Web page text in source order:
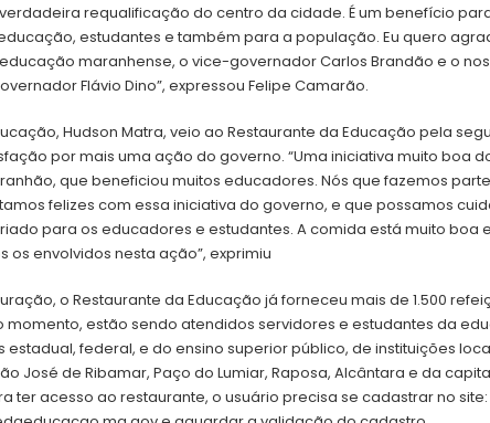
requalificação do centro da cidade. É um benefício
estudantes e também para a população. Eu quero
maranhense, o vice-governador Carlos Brandão e o
Flávio Dino”, expressou Felipe Camarão.
Hudson Matra, veio ao Restaurante da Educação pela
por mais uma ação do governo. “Uma iniciativa muito boa
que beneficiou muitos educadores. Nós que fazemos
felizes com essa iniciativa do governo, e que possamos
para os educadores e estudantes. A comida está muito boa e
os envolvidos nesta ação”, exprimiu
o Restaurante da Educação já forneceu mais de 1.500
momento, estão sendo atendidos servidores e estudantes da
estadual, federal, e do ensino superior público, de instituições
José de Ribamar, Paço do Lumiar, Raposa, Alcântara e da
ter acesso ao restaurante, o usuário precisa se cadastrar no site: